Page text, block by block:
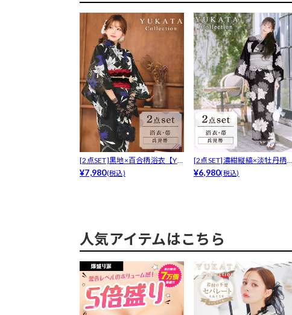
[2点SET]黒地×百合柄浴衣【YU
K...
¥7,980(税込)
[2点SET]濃紺縦縞×淡牡丹柄浴
衣【...
¥6,980(税込)
人気アイテムはこちら